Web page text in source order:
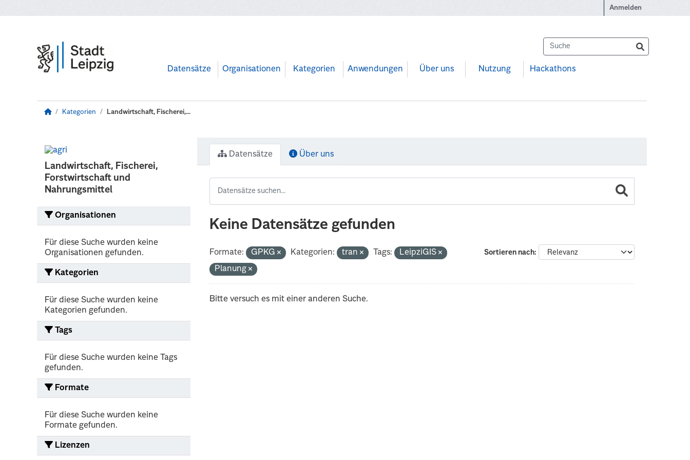
Anmelden
Datensätze Organisationen Kategorien Anwendungen Über uns Nutzung Hackathons
Kategorien Landwirtschaft, Fischerei,...
Landwirtschaft, Fischerei,
Forstwirtschaft und
Nahrungsmittel
Organisationen
Für diese Suche wurden keine
Organisationen gefunden.
Kategorien
Für diese Suche wurden keine
Kategorien gefunden.
Tags
Für diese Suche wurden keine Tags
gefunden.
Formate
Für diese Suche wurden keine
Formate gefunden.
Lizenzen
Datensätze Über uns
Keine Datensätze gefunden
Sortieren nach
Formate: GPKG Kategorien: tran Tags:
LeipziGIS
Planung
Bitte versuch es mit einer anderen Suche.